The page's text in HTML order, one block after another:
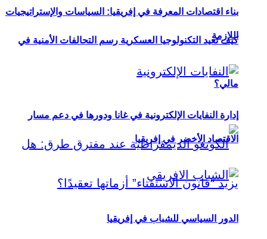
كيف تعيد التكنولوجيا العسكرية رسم التحالفات الأمنية في
مالي؟
بناء اقتصادات المعرفة في إفريقيا: السياسات والإستراتيجيات
اللازمة
إدارة النفايات الإلكترونية في غانا ودورها في دعم مسار
الاقتصاد الأخضر في إفريقيا
الدور السياسي للشباب في إفريقيا